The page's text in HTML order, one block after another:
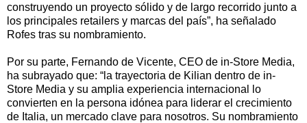
construyendo un proyecto sólido y de largo recorrido junto a
los principales retailers y marcas del país”, ha señalado
Rofes tras su nombramiento.
Por su parte, Fernando de Vicente, CEO de in-Store Media,
ha subrayado que: “la trayectoria de Kilian dentro de in-
Store Media y su amplia experiencia internacional lo
convierten en la persona idónea para liderar el crecimiento
de Italia, un mercado clave para nosotros. Su nombramiento